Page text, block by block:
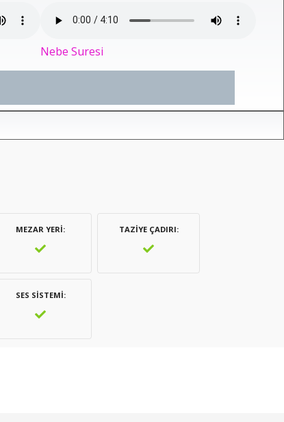
Nebe Suresi
MEZAR YERI TAZIYE ÇADIRI
SES SISTEMI